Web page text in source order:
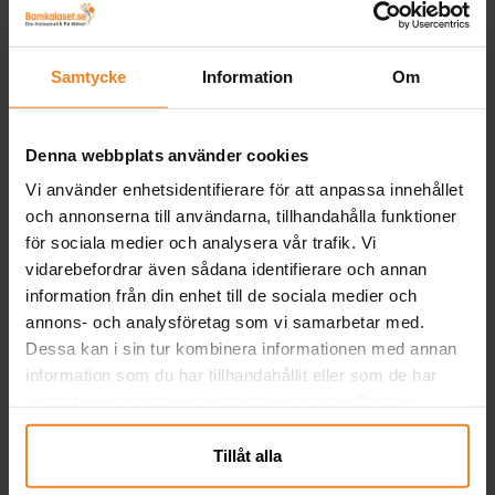
Samtycke Information Om
Denna webbplats använder cookies
Vi använder enhetsidentifierare för att anpassa innehållet
och annonserna till användarna, tillhandahålla funktioner
för sociala medier och analysera vår trafik. Vi
vidarebefordrar även sådana identifierare och annan
information från din enhet till de sociala medier och
annons- och analysföretag som vi samarbetar med.
Dessa kan i sin tur kombinera informationen med annan
information som du har tillhandahållit eller som de har
närsomhelst ändra ditt samtycke.
Tillåt alla
Bluey Chokladägg med
Pris:19,00 kr
19,00 kr
Peppa Pig, Chokladägg
med överraskning
19,00 kr
Andra köpte även